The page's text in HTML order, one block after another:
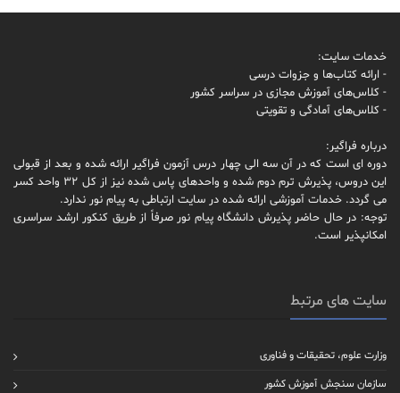
خدمات سایت:
- ارائه کتاب‌ها و جزوات درسی
- کلاس‌های آموزش مجازی در سراسر کشور
- کلاس‌های آمادگی و تقویتی
درباره فراگیر:
دوره ای است که در آن سه الی چهار درس آزمون فراگیر ارائه شده و بعد از قبولی
این دروس، پذیرش ترم دوم شده و واحدهای پاس شده نیز از کل 32 واحد کسر
می گردد. خدمات آموزشی ارائه شده در سایت ارتباطی به پیام نور ندارد.
توجه: در حال حاضر پذیرش دانشگاه پیام نور صرفاً از طریق کنکور ارشد سراسری
امکانپذیر است.
سایت های مرتبط
وزارت علوم، تحقیقات و فناوری
سازمان سنجش آموزش کشور